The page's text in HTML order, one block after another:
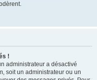
!
administrateur a désactivé
soit un administrateur ou un